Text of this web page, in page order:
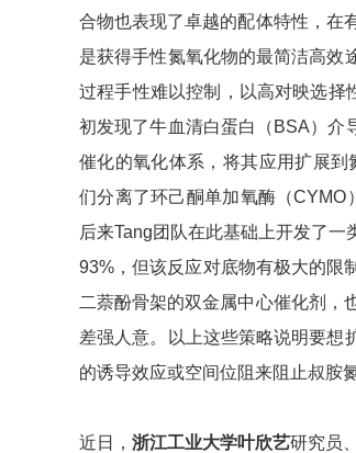
合物也表现了卓越的配体特性，在
是获得手性氮氧化物的最简洁高效
过程手性难以控制，以高对映选择
初发现了牛血清白蛋白（BSA）介
催化的氧化体系，将其应用扩展
们分离了环己酮单加氧酶（CYMO
后来Tang团队在此基础上开发了
93%，但该反应对底物有极大的限
二萘酚骨架的双金属中心催化剂，
差强人意。以上这些策略说明要想
的诱导效应或空间位阻来阻止叔胺
近日，浙江工业大学叶欣艺研究员、